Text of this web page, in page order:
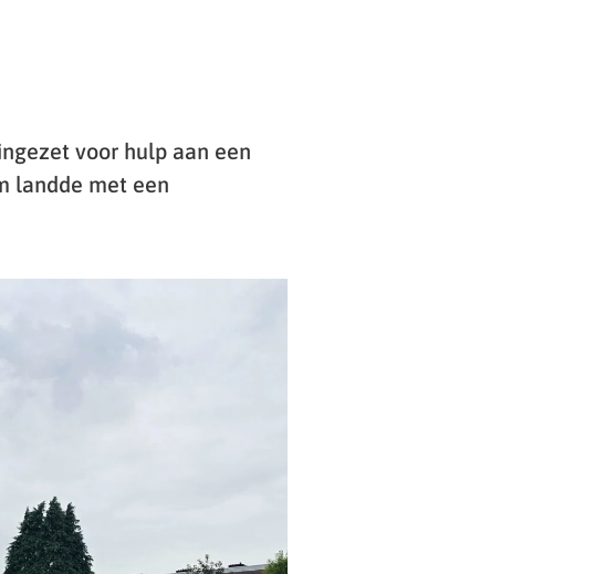
voor hulp aan een
landde met een